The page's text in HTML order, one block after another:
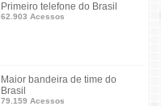
Primeiro telefone do Brasil
62.903 Acessos
Maior bandeira de time do
Brasil
79.159 Acessos